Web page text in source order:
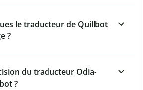
le traducteur de Quillbot
?
du traducteur Odia-
?